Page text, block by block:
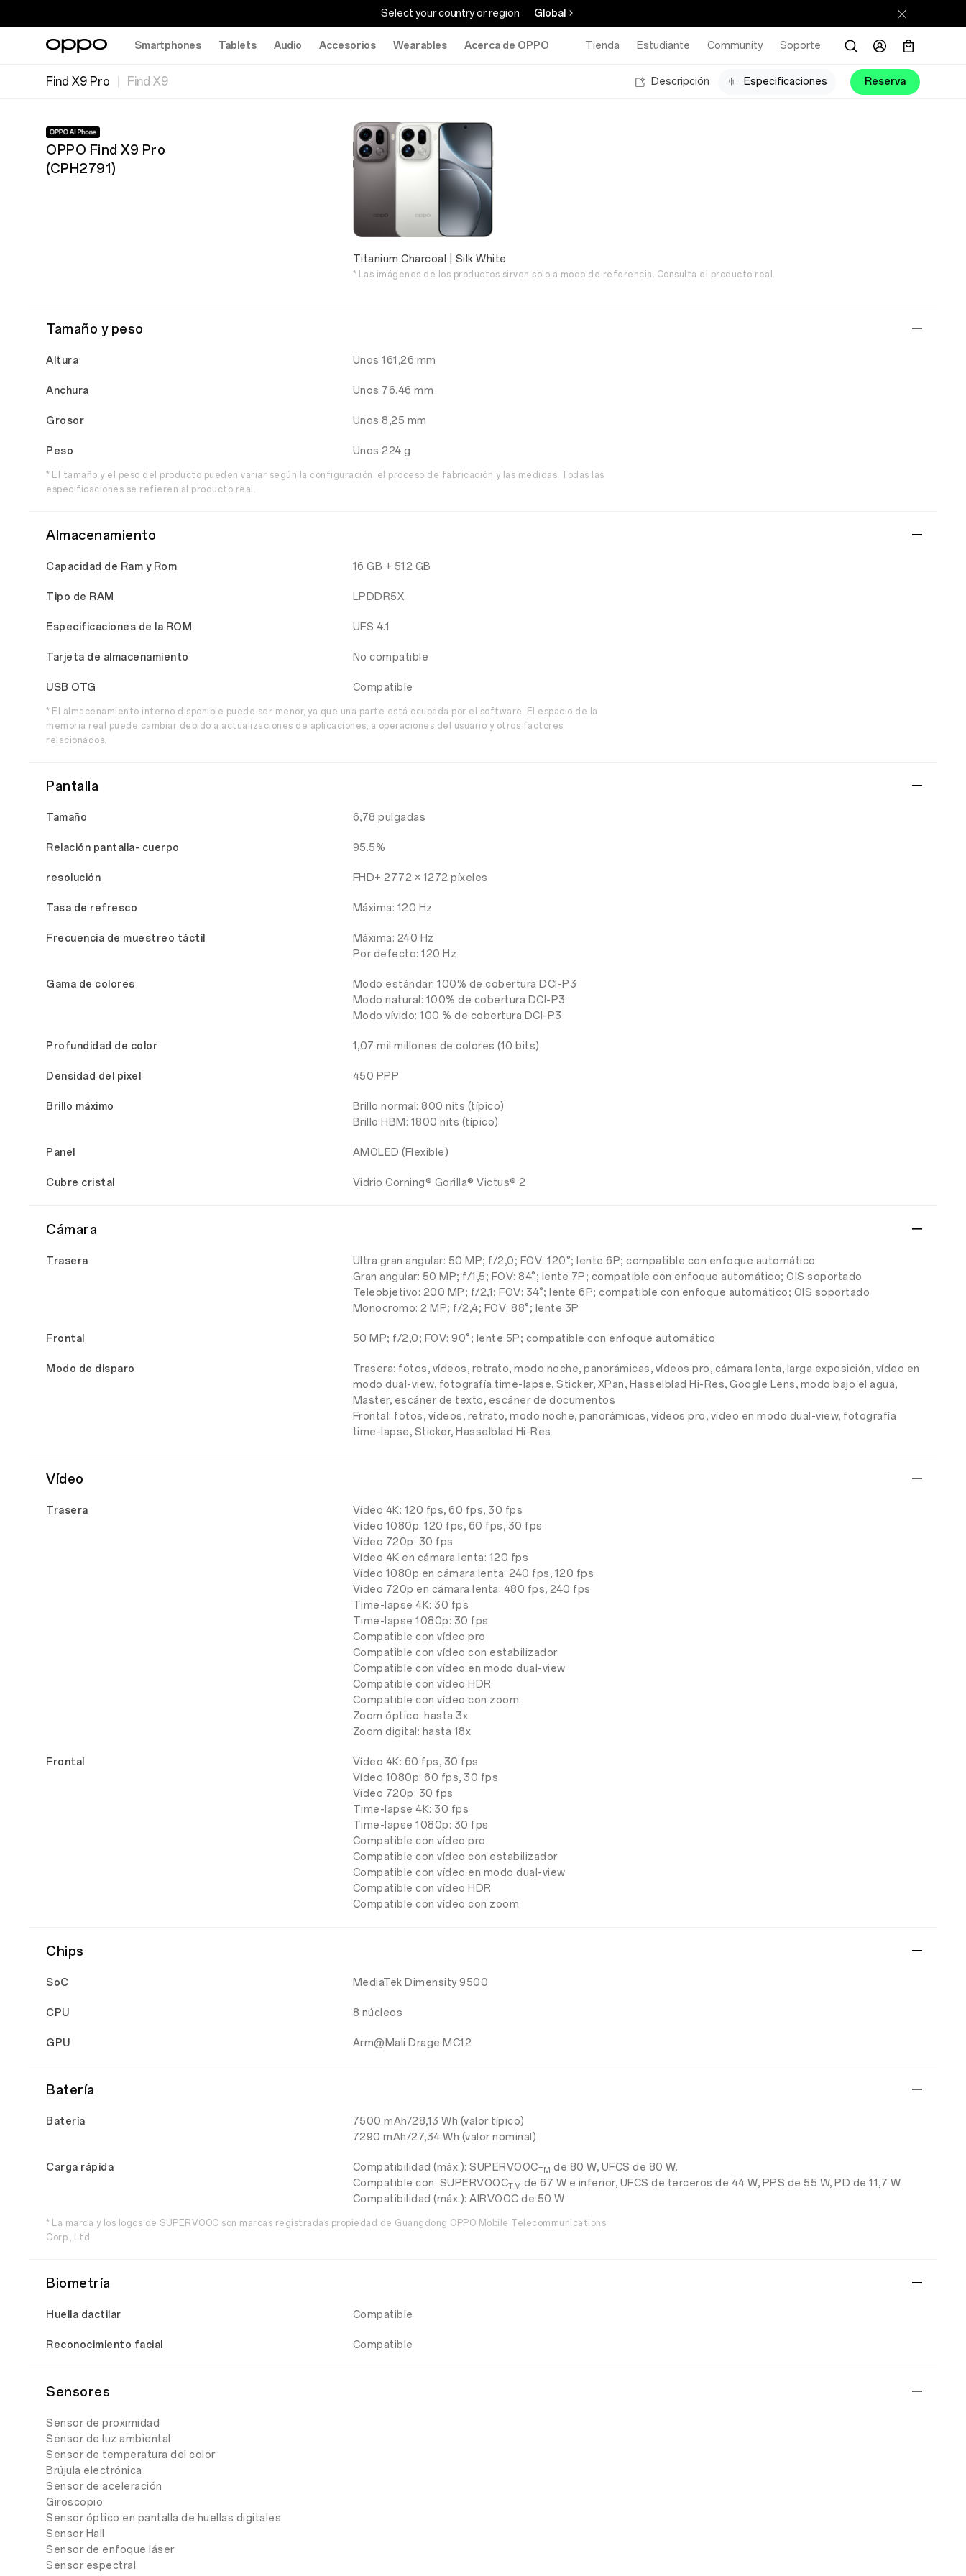
Select your country or region Global
Smartphones Tablets Audio Accesorios Wearables Acerca de OPPO Tienda Estudiante Community Soporte
Find X9 Pro Find X9 Descripción Especificaciones Reserva
OPPO Find X9 Pro
(CPH2791)
Titanium Charcoal | Silk White
* Las imágenes de los productos sirven solo a modo de referencia. Consulta el producto real.
Tamaño y peso
Altura Unos 161,26 mm
Anchura Unos 76,46 mm
Grosor Unos 8,25 mm
Peso Unos 224 g
* El tamaño y el peso del producto pueden variar según la configuración, el proceso de fabricación y las medidas. Todas las
especificaciones se refieren al producto real.
Almacenamiento
Capacidad de Ram y Rom 16 GB + 512 GB
Tipo de RAM LPDDR5X
Especificaciones de la ROM UFS 4.1
Tarjeta de almacenamiento No compatible
USB OTG Compatible
* El almacenamiento interno disponible puede ser menor, ya que una parte está ocupada por el software. El espacio de la
memoria real puede cambiar debido a actualizaciones de aplicaciones, a operaciones del usuario y otros factores
relacionados.
Pantalla
Tamaño 6,78 pulgadas
Relación pantalla- cuerpo 95.5%
resolución FHD+ 2772 × 1272 píxeles
Tasa de refresco Máxima: 120 Hz
Frecuencia de muestreo táctil
Máxima: 240 Hz
Por defecto: 120 Hz
Gama de colores
Modo estándar: 100% de cobertura DCI-P3
Modo natural: 100% de cobertura DCI-P3
Modo vívido: 100 % de cobertura DCI-P3
Profundidad de color 1,07 mil millones de colores (10 bits)
Densidad del pixel 450 PPP
Brillo máximo
Brillo normal: 800 nits (típico)
Brillo HBM: 1800 nits (típico)
Panel AMOLED (Flexible)
Cubre cristal Vidrio Corning® Gorilla® Victus® 2
Cámara
Trasera
Ultra gran angular: 50 MP; f/2,0; FOV: 120°; lente 6P; compatible con enfoque automático
Gran angular: 50 MP; f/1,5; FOV: 84°; lente 7P; compatible con enfoque automático; OIS soportado
Teleobjetivo: 200 MP; f/2,1; FOV: 34°; lente 6P; compatible con enfoque automático; OIS soportado
Monocromo: 2 MP; f/2,4; FOV: 88°; lente 3P
Frontal 50 MP; f/2,0; FOV: 90°; lente 5P; compatible con enfoque automático
Modo de disparo
Trasera: fotos, vídeos, retrato, modo noche, panorámicas, vídeos pro, cámara lenta, larga exposición, vídeo en
modo dual-view, fotografía time-lapse, Sticker, XPan, Hasselblad Hi-Res, Google Lens, modo bajo el agua,
Master, escáner de texto, escáner de documentos
Frontal: fotos, vídeos, retrato, modo noche, panorámicas, vídeos pro, vídeo en modo dual-view, fotografía
time-lapse, Sticker, Hasselblad Hi-Res
Vídeo
Trasera
Vídeo 4K: 120 fps, 60 fps, 30 fps
Vídeo 1080p: 120 fps, 60 fps, 30 fps
Vídeo 720p: 30 fps
Vídeo 4K en cámara lenta: 120 fps
Vídeo 1080p en cámara lenta: 240 fps, 120 fps
Vídeo 720p en cámara lenta: 480 fps, 240 fps
Time-lapse 4K: 30 fps
Time-lapse 1080p: 30 fps
Compatible con vídeo pro
Compatible con vídeo con estabilizador
Compatible con vídeo en modo dual-view
Compatible con vídeo HDR
Compatible con vídeo con zoom:
Zoom óptico: hasta 3x
Zoom digital: hasta 18x
Frontal
Vídeo 4K: 60 fps, 30 fps
Vídeo 1080p: 60 fps, 30 fps
Vídeo 720p: 30 fps
Time-lapse 4K: 30 fps
Time-lapse 1080p: 30 fps
Compatible con vídeo pro
Compatible con vídeo con estabilizador
Compatible con vídeo en modo dual-view
Compatible con vídeo HDR
Compatible con vídeo con zoom
Chips
SoC MediaTek Dimensity 9500
CPU 8 núcleos
GPU Arm@Mali Drage MC12
Batería
Batería
7500 mAh/28,13 Wh (valor típico)
7290 mAh/27,34 Wh (valor nominal)
Carga rápida Compatibilidad (máx.): SUPERVOOCTM de 80 W, UFCS de 80 W.
Compatible con: SUPERVOOCTM de 67 W e inferior, UFCS de terceros de 44 W, PPS de 55 W, PD de 11,7 W
Compatibilidad (máx.): AIRVOOC de 50 W
* La marca y los logos de SUPERVOOC son marcas registradas propiedad de Guangdong OPPO Mobile Telecommunications
Corp., Ltd.
Biometría
Huella dactilar Compatible
Reconocimiento facial Compatible
Sensores
Sensor de proximidad
Sensor de luz ambiental
Sensor de temperatura del color
Brújula electrónica
Sensor de aceleración
Giroscopio
Sensor óptico en pantalla de huellas digitales
Sensor Hall
Sensor de enfoque láser
Sensor espectral